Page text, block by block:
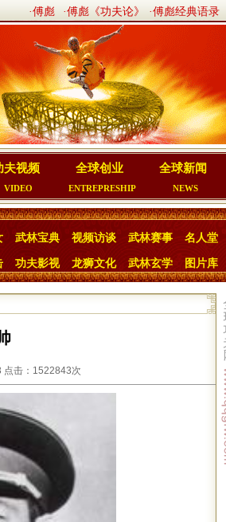
·傅彪 ·傅彪《功夫论》 ·傅彪经典语录
夫视频
VIDEO
全球创业
ENTREPRESHIP
全球新闻
NEWS
武林宝典 视频访谈 武林赛事 名人堂
功夫影视 龙狮文化 武林玄学 图片库
点击：1522843次